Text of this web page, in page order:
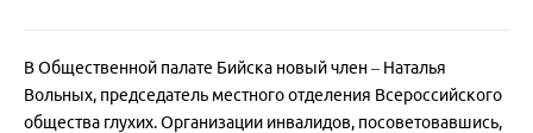
В Общественной палате Бийска новый член – Наталья
Вольных, председатель местного отделения Всероссийского
общества глухих. Организации инвалидов, посоветовавшись,